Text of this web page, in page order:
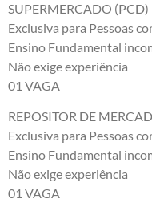
SUPERMERCADO (PCD)
Exclusiva para Pessoas
Ensino Fundamental
Não exige experiência
01 VAGA
REPOSITOR DE
Exclusiva para Pessoas
Ensino Fundamental
Não exige experiência
01 VAGA